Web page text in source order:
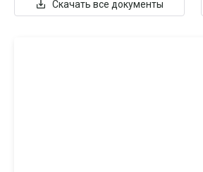
Скачать все документы